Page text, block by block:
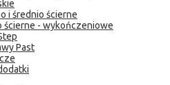
i średnio ścierne
ścierne - wykończeniowe
Past